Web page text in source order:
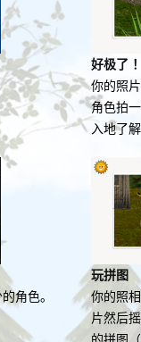
好极了 ！
你的照
角色拍
入地了解
角色。
玩拼图
你的照
片然后